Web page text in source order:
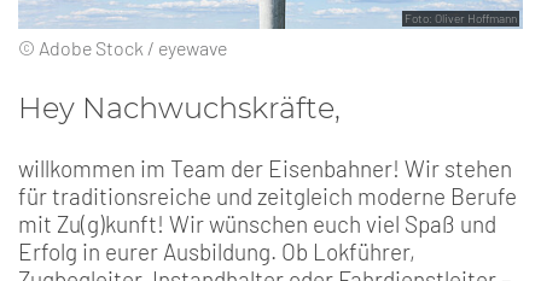
Foto: Oliver Hoffmann
© Adobe Stock / eyewave
Hey Nachwuchskräfte,
willkommen im Team der Eisenbahner! Wir stehen
für traditionsreiche und zeitgleich moderne Berufe
mit Zu(g)kunft! Wir wünschen euch viel Spaß und
Erfolg in eurer Ausbildung. Ob Lokführer,